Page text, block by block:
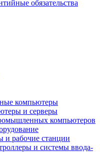
обязательства
компьютеры
и серверы
компьютеров
и рабочие станции
и системы ввода-